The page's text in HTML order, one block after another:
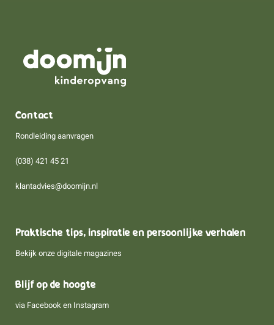
Contact
Rondleiding aanvragen
(038) 421 45 21
klantadvies@doomijn.nl
Praktische tips, inspiratie en persoonlijke verhalen
Bekijk onze digitale magazines
Blijf op de hoogte
via Facebook en Instagram